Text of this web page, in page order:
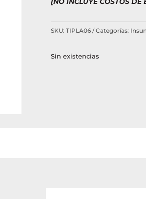
SKU: TIPLA06 Categorías:
Sin existencias